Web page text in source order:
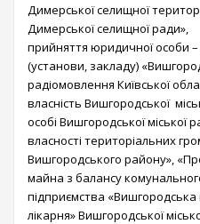
Димерської селищної
Димерської селищної
прийняття юридичної особи –
(установи, закладу)
радіомовлення Київської
власність Вишгородської
особі Вишгородської міської
власності територіальних
Вишгородського району»,
майна з балансу
підприємства
лікарня» Вишгородської